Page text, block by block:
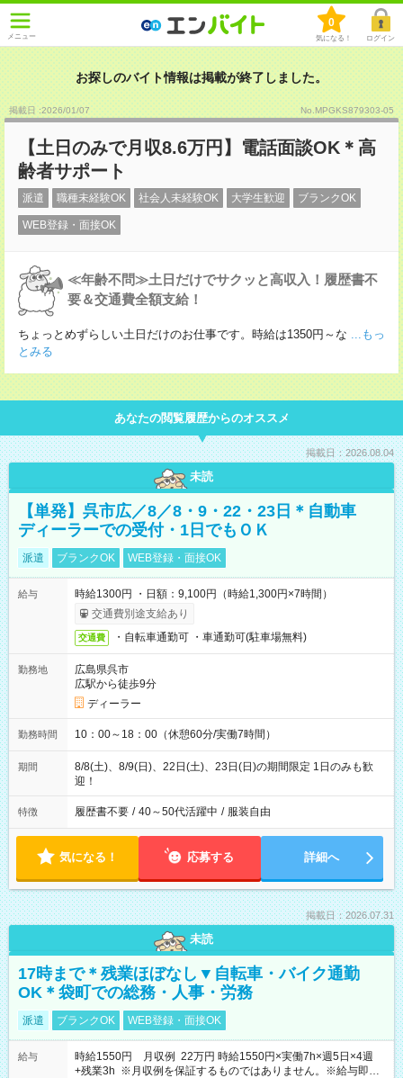
メニュー
0
気になる！ ログイン
お探しのバイト情報は掲載が終了しました。
掲載日 :2026/01/07 No.MPGKS879303-05
【土日のみで月収8.6万円】電話面談OK＊高
齢者サポート
派遣 職種未経験OK 社会人未経験OK 大学生歓迎 ブランクOK
WEB登録・面接OK
≪年齢不問≫土日だけでサクッと高収入！履歴書不
要＆交通費全額支給！
ちょっとめずらしい土日だけのお仕事です。時給は1350円～な ...もっ
とみる
あなたの閲覧履歴からのオススメ
掲載日：2026.08.04
未読
【単発】呉市広／8／8・9・22・23日＊自動車
ディーラーでの受付・1日でもＯＫ
派遣 ブランクOK WEB登録・面接OK
給与
時給1300円 ・日額：9,100円（時給1,300円×7時間）
交通費別途支給あり
交通費 ・自転車通勤可 ・車通勤可(駐車場無料)
勤務地
広島県呉市
広駅から徒歩9分
ディーラー
勤務時間 10：00～18：00（休憩60分/実働7時間）
期間
8/8(土)、8/9(日)、22日(土)、23日(日)の期間限定 1日のみも歓
迎！
特徴 履歴書不要 / 40～50代活躍中 / 服装自由
気になる！ 応募する 詳細へ
掲載日：2026.07.31
未読
17時まで＊残業ほぼなし▼自転車・バイク通勤
OK＊袋町での総務・人事・労務
派遣 ブランクOK WEB登録・面接OK
給与
時給1550円 月収例 22万円 時給1550円×実働7h×週5日×4週
+残業3h ※月収例を保証するものではありません。※給与即受